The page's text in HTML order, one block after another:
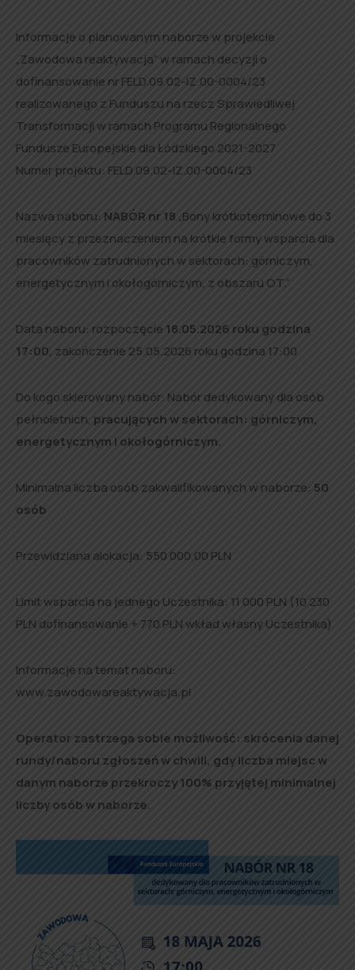
Informacje o planowanym naborze w projekcie
„Zawodowa reaktywacja” w ramach decyzji o
dofinansowanie nr FELD.09.02-IZ.00-0004/23
realizowanego z Funduszu na rzecz Sprawiedliwej
Transformacji w ramach Programu Regionalnego
Fundusze Europejskie dla Łódzkiego 2021-2027
Numer projektu: FELD.09.02-IZ.00-0004/23
Nazwa naboru: NABÓR nr 18 „Bony krótkoterminowe do 3
miesięcy z przeznaczeniem na krótkie formy wsparcia dla
pracowników zatrudnionych w sektorach: górniczym,
energetycznym i okołogórniczym, z obszaru OT.”
Data naboru: rozpoczęcie 18.05.2026 roku godzina
17:00, zakończenie 25.05.2026 roku godzina 17:00
Do kogo skierowany nabór: Nabór dedykowany dla osób
pełnoletnich, pracujących w sektorach: górniczym,
energetycznym i okołogórniczym.
Minimalna liczba osób zakwalifikowanych w naborze: 50
osób
Przewidziana alokacja: 550 000,00 PLN
Limit wsparcia na jednego Uczestnika: 11 000 PLN (10 230
PLN dofinansowanie + 770 PLN wkład własny Uczestnika)
Informacje na temat naboru:
www.zawodowareaktywacja.pl
Operator zastrzega sobie możliwość: skrócenia danej
rundy/naboru zgłoszeń w chwili, gdy liczba miejsc w
danym naborze przekroczy 100% przyjętej minimalnej
liczby osób w naborze.